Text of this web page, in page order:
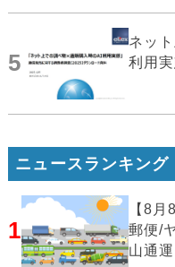
5
ネッ
利用
ニュースランキング
1
【8
郵便/
山通運